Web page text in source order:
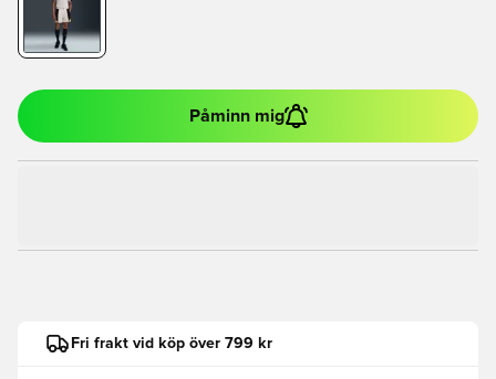
Påminn mig
Fri frakt vid köp över 799 kr